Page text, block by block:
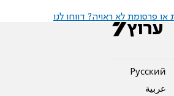
פרסומת לא ראויה? דווחו לנו
Pусский
عربية